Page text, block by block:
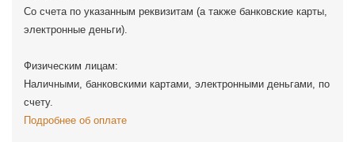
Со счета по указанным реквизитам (а также банковские карты,
электронные деньги).
Физическим лицам:
Наличными, банковскими картами, электронными деньгами, по
счету.
Подробнее об оплате